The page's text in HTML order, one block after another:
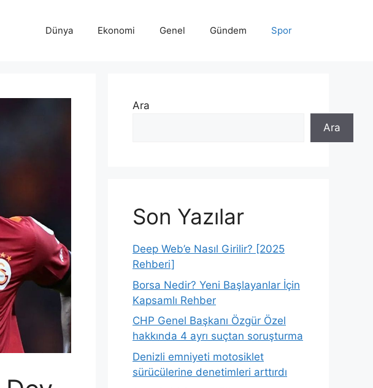
Dünya Ekonomi Genel Gündem Spor
Ara
Ara
Son Yazılar
Deep Web’e Nasıl Girilir? [2025
Rehberi]
Borsa Nedir? Yeni Başlayanlar İçin
Kapsamlı Rehber
CHP Genel Başkanı Özgür Özel
hakkında 4 ayrı suçtan soruşturma
Denizli emniyeti motosiklet
sürücülerine denetimleri arttırdı